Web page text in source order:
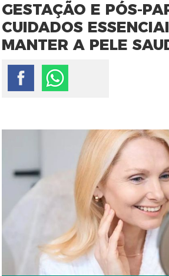
GESTAÇÃO E PÓS-
CUIDADOS
MANTER A PELE